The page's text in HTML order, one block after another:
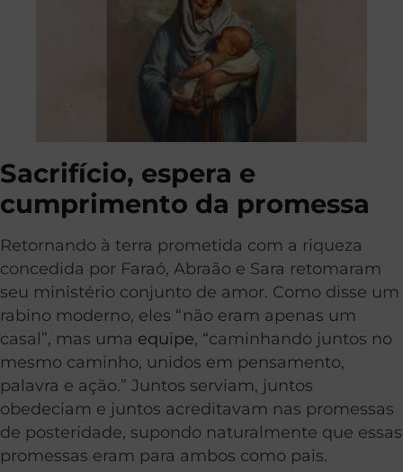
Sacrifício, espera e
cumprimento da promessa
Retornando à terra prometida com a riqueza
concedida por Faraó, Abraão e Sara retomaram
seu ministério conjunto de amor. Como disse um
rabino moderno, eles “não eram apenas um
casal”, mas uma equipe, “caminhando juntos no
mesmo caminho, unidos em pensamento,
palavra e ação.” Juntos serviam, juntos
obedeciam e juntos acreditavam nas promessas
de posteridade, supondo naturalmente que essas
promessas eram para ambos como pais.